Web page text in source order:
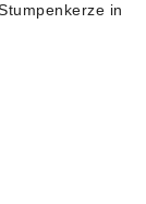
in